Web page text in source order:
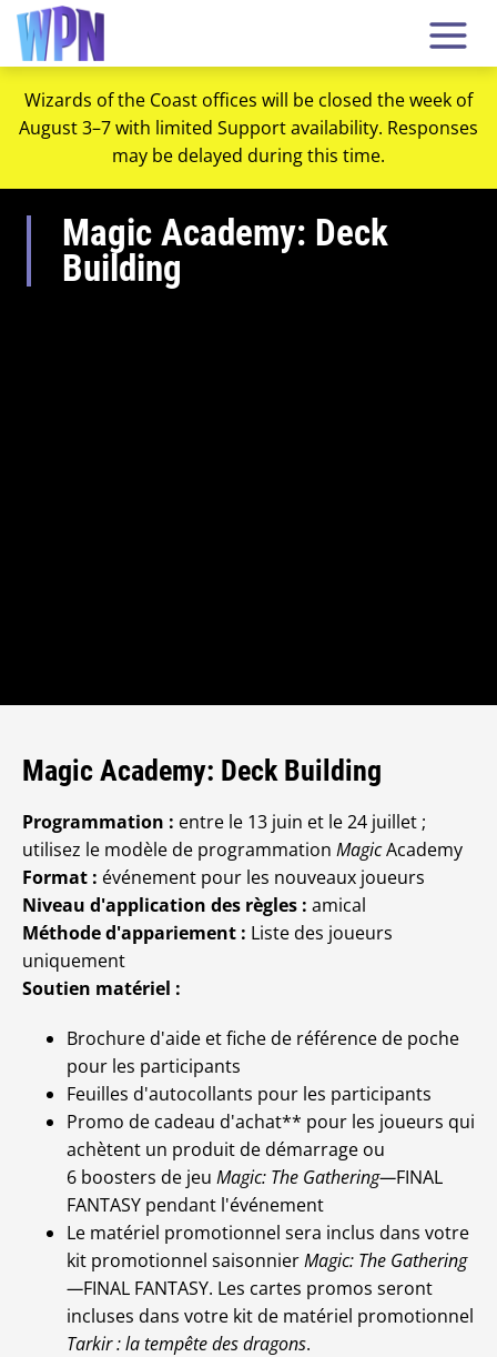
Wizards of the Coast offices will be closed the week of
August 3–7 with limited Support availability. Responses
may be delayed during this time.
Magic Academy: Deck
Building
Magic Academy: Deck Building
Programmation : entre le 13 juin et le 24 juillet ;
utilisez le modèle de programmation MagicAcademy
Format : événement pour les nouveaux joueurs
Niveau d'application des règles : amical
Méthode d'appariement : Liste des joueurs
uniquement
Soutien matériel :
Brochure d'aide et fiche de référence de poche
pour les participants
Feuilles d'autocollants pour les participants
Promo de cadeau d'achat** pour les joueurs qui
achètent un produit de démarrage ou
6 boosters de jeu Magic: The Gathering—FINAL
FANTASY pendant l'événement
Le matériel promotionnel sera inclus dans votre
kit promotionnel saisonnierMagic: The Gathering
—FINAL FANTASY. Les cartes promos seront
incluses dans votre kit de matériel promotionnel
Tarkir : la tempête des dragons.